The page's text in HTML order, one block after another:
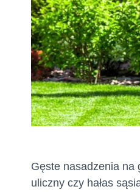
Gęste nasadzenia na
uliczny czy hałas